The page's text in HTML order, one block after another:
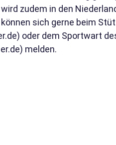
zudem in den
sich gerne beim
) oder dem Sportwart
) melden.